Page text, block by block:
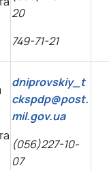
20
749-71-21
dniprovskiy_t
ckspdp@post.
mil.gov.ua
(056)227-10-
07